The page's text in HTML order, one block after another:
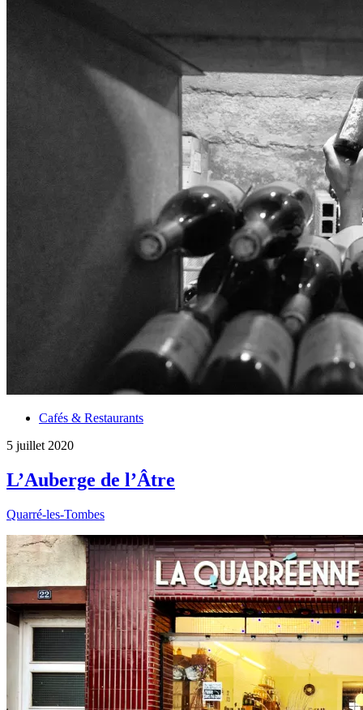
Cafés & Restaurants
5 juillet 2020
L’Auberge de l’Âtre
Quarré-les-Tombes